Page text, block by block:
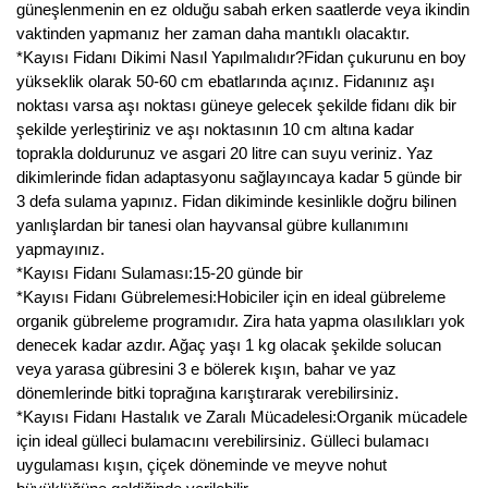
güneşlenmenin en ez olduğu sabah erken saatlerde veya ikindin
vaktinden yapmanız her zaman daha mantıklı olacaktır.
*Kayısı Fidanı Dikimi Nasıl Yapılmalıdır?Fidan çukurunu en boy
yükseklik olarak 50-60 cm ebatlarında açınız. Fidanınız aşı
noktası varsa aşı noktası güneye gelecek şekilde fidanı dik bir
şekilde yerleştiriniz ve aşı noktasının 10 cm altına kadar
toprakla doldurunuz ve asgari 20 litre can suyu veriniz. Yaz
dikimlerinde fidan adaptasyonu sağlayıncaya kadar 5 günde bir
3 defa sulama yapınız. Fidan dikiminde kesinlikle doğru bilinen
yanlışlardan bir tanesi olan hayvansal gübre kullanımını
yapmayınız.
*Kayısı Fidanı Sulaması:15-20 günde bir
*Kayısı Fidanı Gübrelemesi:Hobiciler için en ideal gübreleme
organik gübreleme programıdır. Zira hata yapma olasılıkları yok
denecek kadar azdır. Ağaç yaşı 1 kg olacak şekilde solucan
veya yarasa gübresini 3 e bölerek kışın, bahar ve yaz
dönemlerinde bitki toprağına karıştırarak verebilirsiniz.
*Kayısı Fidanı Hastalık ve Zaralı Mücadelesi:Organik mücadele
için ideal gülleci bulamacını verebilirsiniz. Gülleci bulamacı
uygulaması kışın, çiçek döneminde ve meyve nohut